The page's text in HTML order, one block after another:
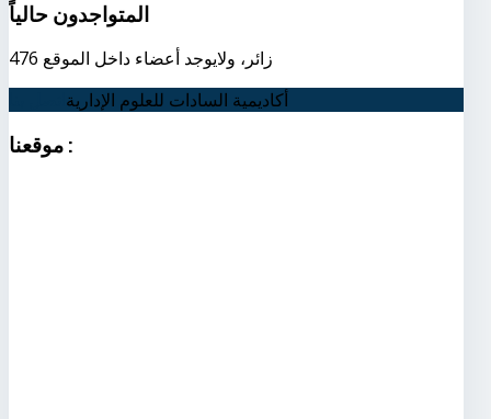
المتواجدون حالياً
476 زائر، ولايوجد أعضاء داخل الموقع
أكاديمية السادات للعلوم الإدارية
: